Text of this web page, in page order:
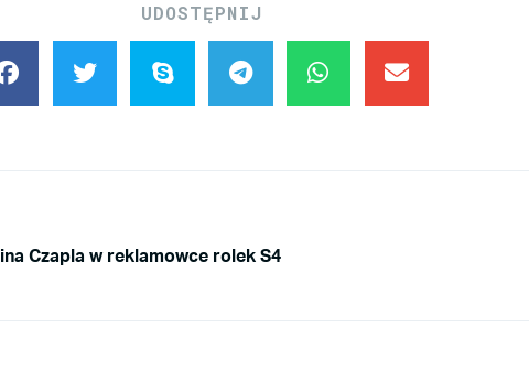
UDOSTĘPNIJ
Czapla w reklamowce rolek S4